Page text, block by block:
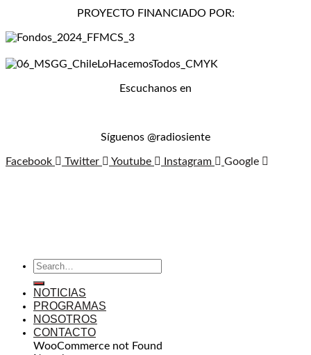
PROYECTO FINANCIADO POR:
Escuchanos en
Síguenos @radiosiente
Facebook Twitter Youtube Instagram Google
NOTICIAS
PROGRAMAS
NOSOTROS
CONTACTO
WooCommerce not Found